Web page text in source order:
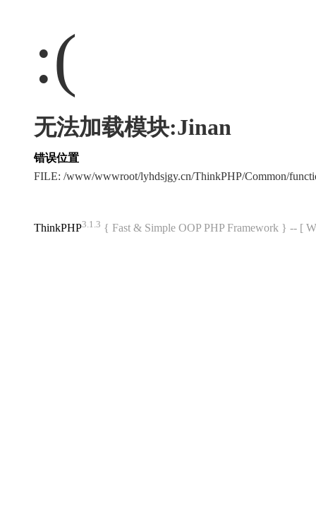
:(
无法加载模块:Jinan
错误位置
FILE: /www/wwwroot/lyhdsjgy.cn/ThinkPHP/Common/
ThinkPHP3.1.3 { Fast & Simple OOP PHP Framework } -- [